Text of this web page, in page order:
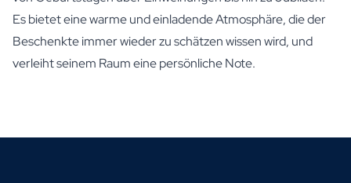
Es bietet eine warme und einladende Atmosphäre, die der
Beschenkte immer wieder zu schätzen wissen wird, und
verleiht seinem Raum eine persönliche Note.